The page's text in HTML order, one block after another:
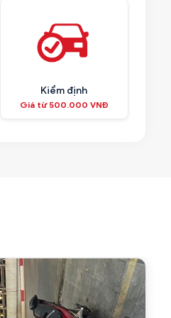
Kiểm định
Giá từ 500.000 VNĐ